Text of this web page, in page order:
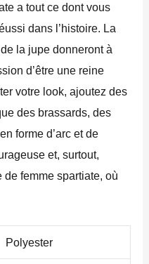
a tout ce dont vous
dans l’histoire. La
la jupe donneront à
d’être une reine
votre look, ajoutez des
des brassards, des
forme d’arc et de
et, surtout,
femme spartiate, où
Polyester